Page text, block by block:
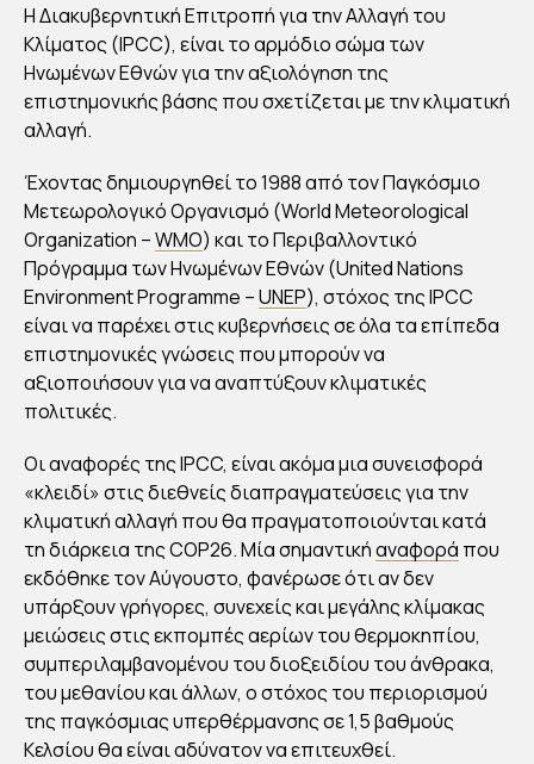
H Διακυβερνητική Επιτροπή για την Αλλαγή του
Κλίματος (IPCC), είναι το αρμόδιο σώμα των
Ηνωμένων Εθνών για την αξιολόγηση της
επιστημονικής βάσης που σχετίζεται με την κλιματική
αλλαγή.
Έχοντας δημιουργηθεί το 1988 από τον Παγκόσμιο
Μετεωρολογικό Οργανισμό (World Meteorological
Organization –WMO) και το Περιβαλλοντικό
Πρόγραμμα των Ηνωμένων Εθνών (United Nations
Environment Programme –UNEP), στόχος της IPCC
είναι να παρέχει στις κυβερνήσεις σε όλα τα επίπεδα
επιστημονικές γνώσεις που μπορούν να
αξιοποιήσουν για να αναπτύξουν κλιματικές
πολιτικές.
Οι αναφορές της IPCC, είναι ακόμα μια συνεισφορά
«κλειδί» στις διεθνείς διαπραγματεύσεις για την
κλιματική αλλαγή που θα πραγματοποιούνται κατά
τη διάρκεια της COP26. Μία σημαντικήαναφορά που
εκδόθηκε τον Αύγουστο, φανέρωσε ότι αν δεν
υπάρξουν γρήγορες, συνεχείς και μεγάλης κλίμακας
μειώσεις στις εκπομπές αερίων του θερμοκηπίου,
συμπεριλαμβανομένου του διοξειδίου του άνθρακα,
του μεθανίου και άλλων, ο στόχος του περιορισμού
της παγκόσμιας υπερθέρμανσης σε 1,5 βαθμούς
Κελσίου θα είναι αδύνατον να επιτευχθεί.